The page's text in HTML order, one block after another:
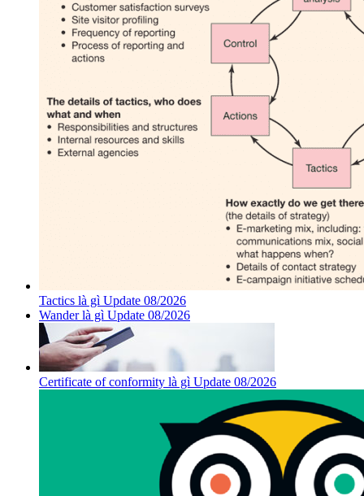
Tactics là gì Update 08/2026
Wander là gì Update 08/2026
Certificate of conformity là gì Update 08/2026